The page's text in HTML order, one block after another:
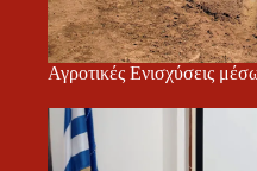
Αγροτικές Ενισχύσεις